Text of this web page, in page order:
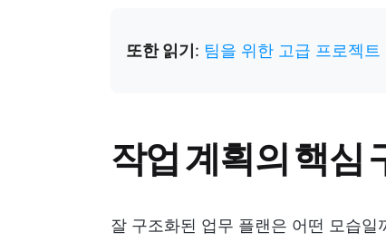
또한 읽기 : 팀을 위한 고급 프로젝
작업 계획의 핵심
잘 구조화된 업무 플랜은 어떤 모습